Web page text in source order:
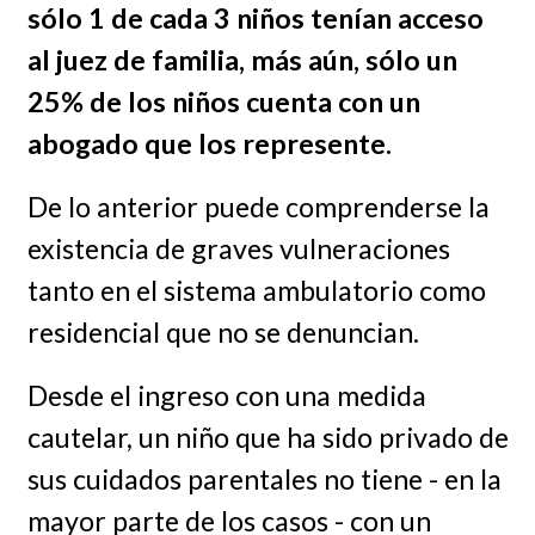
sólo 1 de cada 3 niños tenían acceso
al juez de familia, más aún, sólo un
25% de los niños cuenta con un
abogado que los represente.
De lo anterior puede comprenderse la
existencia de graves vulneraciones
tanto en el sistema ambulatorio como
residencial que no se denuncian.
Desde el ingreso con una medida
cautelar, un niño que ha sido privado de
sus cuidados parentales no tiene - en la
mayor parte de los casos - con un